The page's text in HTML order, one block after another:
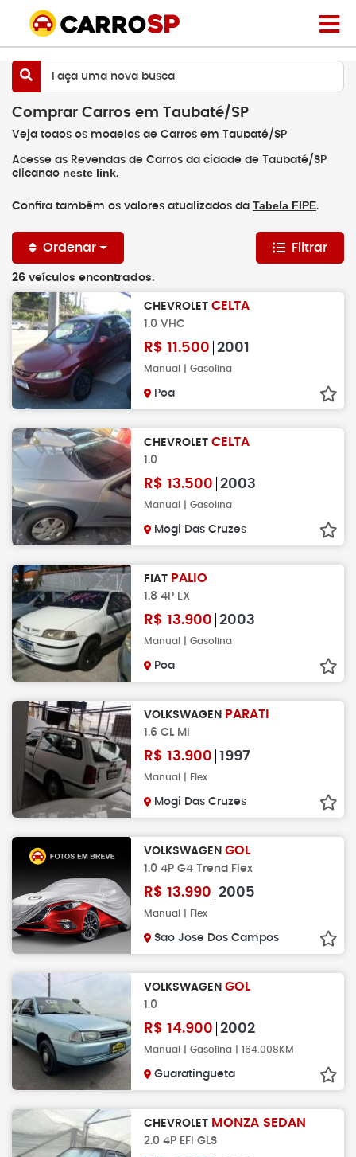
Faça uma nova busca
Comprar Carros em Taubaté/SP
Veja todos os modelos de Carros em Taubaté/SP
Acesse as Revendas de Carros da cidade de Taubaté/SP
clicando neste link.
Confira também os valores atualizados da Tabela FIPE.
Ordenar Filtrar
26 veículos encontrados.
CHEVROLET CELTA
1.0 VHC
R$ 11.500 2001
Manual | Gasolina
Poa
CHEVROLET CELTA
1.0
R$ 13.500 2003
Manual | Gasolina
Mogi Das Cruzes
FIAT PALIO
1.8 4P EX
R$ 13.900 2003
Manual | Gasolina
Poa
VOLKSWAGEN PARATI
1.6 CL MI
R$ 13.900 1997
Manual | Flex
Mogi Das Cruzes
VOLKSWAGEN GOL
1.0 4P G4 Trend Flex
R$ 13.990 2005
Manual | Flex
Sao Jose Dos Campos
VOLKSWAGEN GOL
1.0
R$ 14.900 2002
Manual | Gasolina | 164.008KM
Guaratingueta
CHEVROLET MONZA SEDAN
2.0 4P EFI GLS